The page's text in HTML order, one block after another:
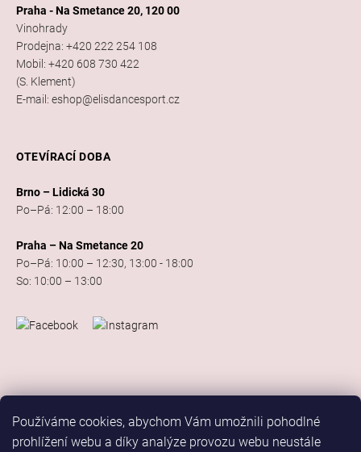
Používáme cookies, abychom Vám umožnili pohodlné
prohlížení webu a díky analýze provozu webu neustále
Praha - Na Smetance 20, 120 00
Vinohrady
Prodejna: +420 222 254 108
Mobil: +420 608 730 422
(S. Klement)
E-mail: eshop@elisdancesport.cz
OTEVÍRACÍ DOBA
Brno – Lidická 30
Po–Pá: 12:00 – 18:00
Praha – Na Smetance 20
Po–Pá: 10:00 – 12:30, 13:00 - 18:00
So: 10:00 – 13:00